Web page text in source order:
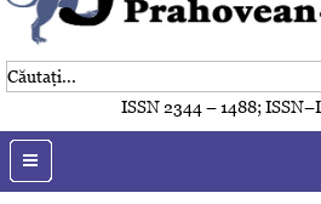
ISSN 2344 – 1488;